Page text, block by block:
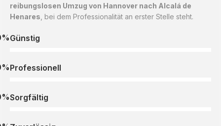
reibungslosen Umzug von Hannover nach Alcalá de
Henares , bei dem Professionalität an erster Stelle steht.
Günstig
Professionell
Sorgfältig